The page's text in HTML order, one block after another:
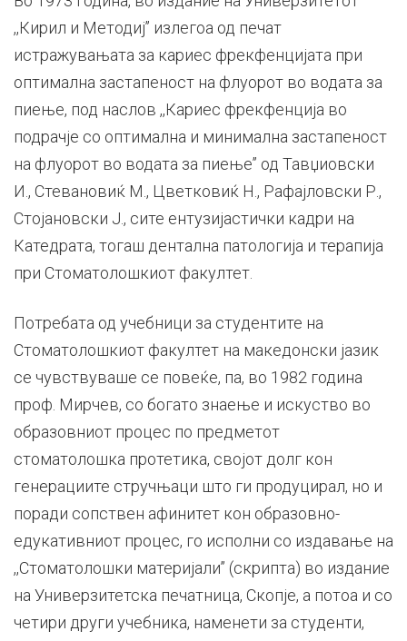
,,Кирил и Методиј’’ излегоа од печат
истражувањата за кариес фрекфенцијата при
оптимална застапеност на флуорот во водата за
пиење, под наслов ,,Кариес фрекфенција во
подрачје со оптимална и минимална застапеност
на флуорот во водата за пиење’’ од Тавџиовски
И., Стевановиќ М., Цветковиќ Н., Рафајловски Р.,
Стојановски Ј., сите ентузијастички кадри на
Катедрата, тогаш дентална патологија и терапија
при Стоматолошкиот факултет.
Потребата од учебници за студентите на
Стоматолошкиот факултет на македонски јазик
се чувствуваше се повеќе, па, во 1982 година
проф. Мирчев, со богато знаење и искуство во
образовниот процес по предметот
стоматолошка протетика, својот долг кон
генерациите стручњаци што ги продуцирал, но и
поради сопствен афинитет кон образовно-
едукативниот процес, го исполни со издавање на
,,Стоматолошки материјали’’ (скрипта) во издание
на Универзитетска печатница, Скопје, а потоа и со
четири други учебника, наменети за студенти,